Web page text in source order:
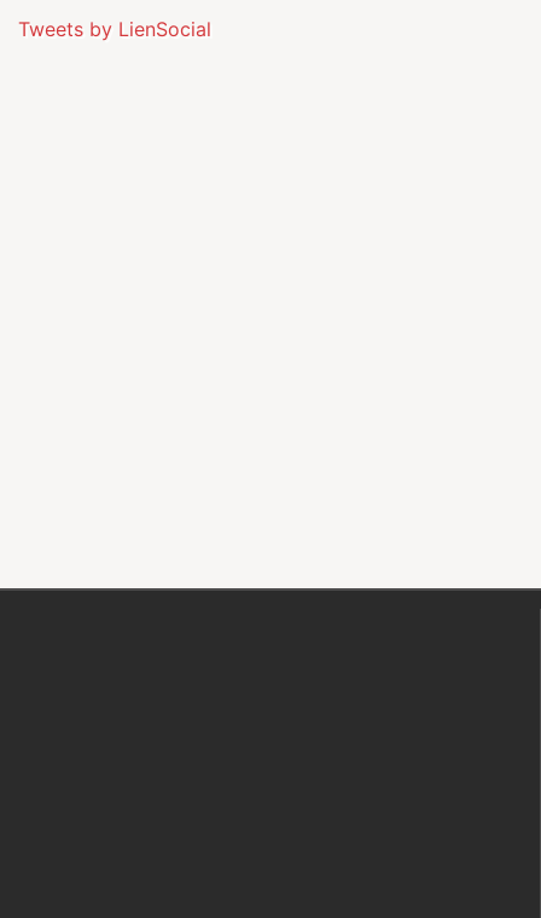
Tweets by LienSocial